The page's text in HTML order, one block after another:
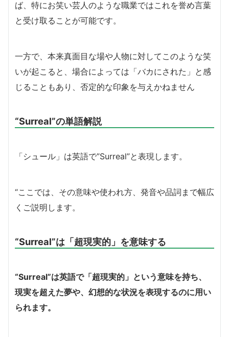
ば、特にお笑い芸人のような職業ではこれを誉め言葉
と受け取ることが可能です。
一方で、本来真面目な場や人物に対してこのような笑
いが起こると、場合によっては「バカにされた」と感
じることもあり、否定的な印象を与えかねません
“Surreal”の単語解説
「シュール」は英語で”Surreal”と表現します。
“ここでは、その意味や使われ方、発音や品詞まで幅広
くご説明します。
“Surreal”は「超現実的」を意味する
“Surreal”は英語で「超現実的」という意味を持ち、
現実を超えた夢や、幻想的な状況を表現するのに用い
られます。